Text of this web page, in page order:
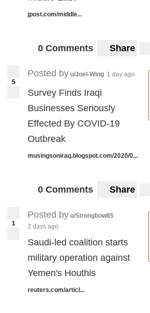
jpost.com/middle...
0 Comments Share
5
Posted by u/Joel-Wing 1 day ago
Survey Finds Iraqi
Businesses Seriously
Effected By COVID-19
Outbreak
musingsoniraq.blogspot.com/2020/0...
0 Comments Share
1
Posted by u/Strongbow85
2 days ago
Saudi-led coalition starts
military operation against
Yemen's Houthis
reuters.com/articl...